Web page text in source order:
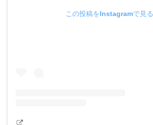
この投稿をInstagramで見る